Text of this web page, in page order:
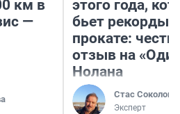
км в
—
этого года,
бьет рекорды в
прокате:
отзыв на
Нолана
Стас Соколов
Эксперт